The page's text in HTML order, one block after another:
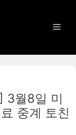
3월8일 미
중계 토친